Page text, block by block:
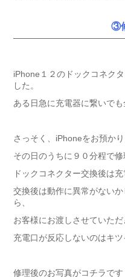
③
iPhone１２のドックコネク
した。
ある日急に充電器に繋いで
さっそく、iPhoneをお預か
その日のうちに９０分程で修
ドックコネクター交換後は
交換後は動作に異常がない
ら、
お客様にお渡しさせていただ
充電口が反応しないのはキツ
修理後のお写真がコチラです